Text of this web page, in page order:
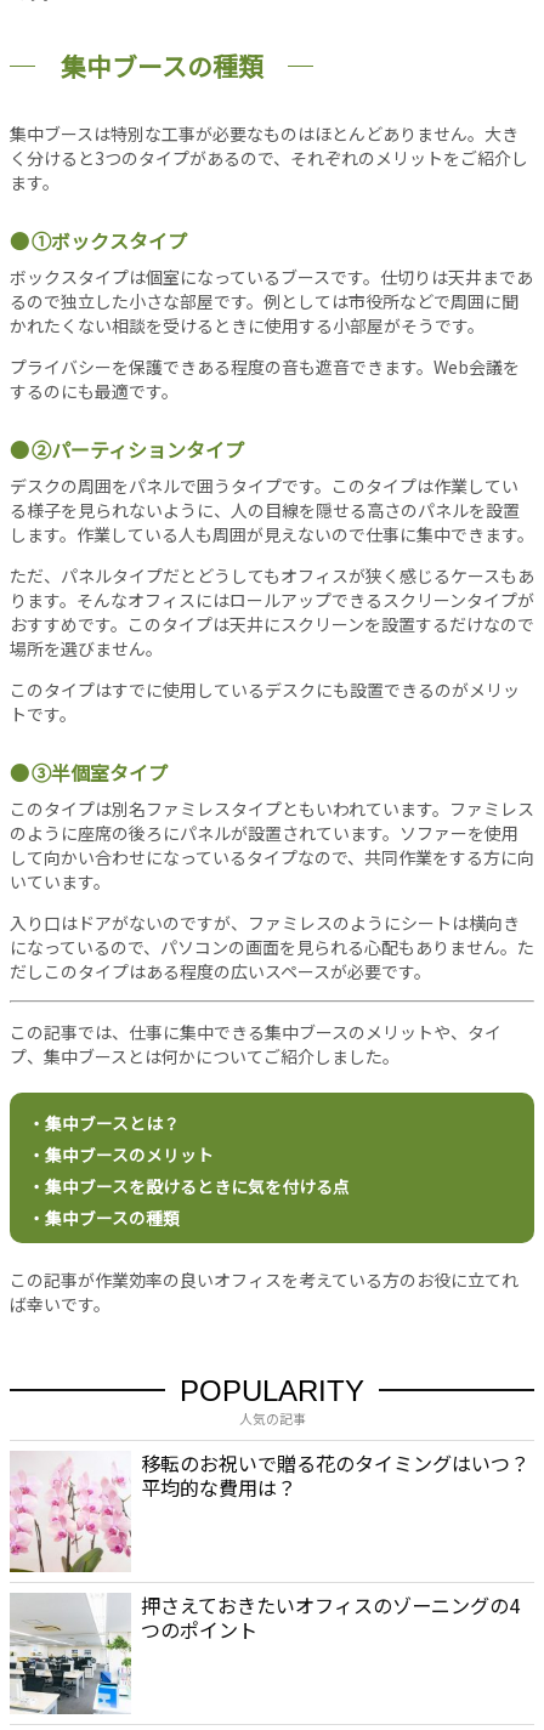
シ
ー
お
い
合
わ
せ
集中ブースの種類
集中ブースは特別な工事が必要なものはほとんどありません。大き
く分けると3つのタイプがあるので、それぞれのメリットをご紹介し
ます。
①ボックスタイプ
ボックスタイプは個室になっているブースです。仕切りは天井まであ
るので独立した小さな部屋です。例としては市役所などで周囲に聞
かれたくない相談を受けるときに使用する小部屋がそうです。
プライバシーを保護できある程度の音も遮音できます。Web会議を
するのにも最適です。
②パーティションタイプ
デスクの周囲をパネルで囲うタイプです。このタイプは作業してい
る様子を見られないように、人の目線を隠せる高さのパネルを設置
します。作業している人も周囲が見えないので仕事に集中できます。
ただ、パネルタイプだとどうしてもオフィスが狭く感じるケースもあ
ります。そんなオフィスにはロールアップできるスクリーンタイプが
おすすめです。このタイプは天井にスクリーンを設置するだけなので
場所を選びません。
このタイプはすでに使用しているデスクにも設置できるのがメリッ
トです。
③半個室タイプ
このタイプは別名ファミレスタイプともいわれています。ファミレス
のように座席の後ろにパネルが設置されています。ソファーを使用
して向かい合わせになっているタイプなので、共同作業をする方に向
いています。
入り口はドアがないのですが、ファミレスのようにシートは横向き
になっているので、パソコンの画面を見られる心配もありません。た
だしこのタイプはある程度の広いスペースが必要です。
この記事では、仕事に集中できる集中ブースのメリットや、タイ
プ、集中ブースとは何かについてご紹介しました。
・集中ブースとは？
・集中ブースのメリット
・集中ブースを設けるときに気を付ける点
・集中ブースの種類
この記事が作業効率の良いオフィスを考えている方のお役に立てれ
ば幸いです。
POPULARITY
人気の記事
移転のお祝いで贈る花のタイミングはいつ？
平均的な費用は？
押さえておきたいオフィスのゾーニングの4
つのポイント